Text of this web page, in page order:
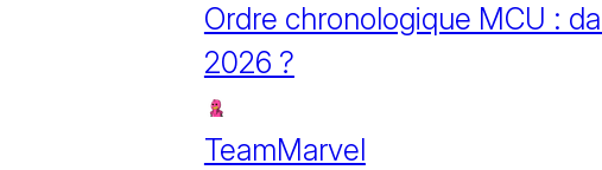
Ordre chronologique MCU :
2026 ?
TeamMarvel